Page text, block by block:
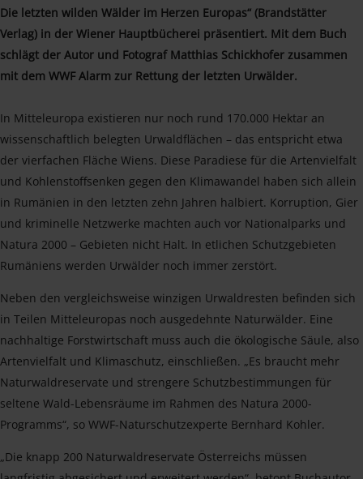
Die letzten wilden Wälder im Herzen Europas“ (Brandstätter
Verlag) in der Wiener Hauptbücherei präsentiert. Mit dem Buch
schlägt der Autor und Fotograf Matthias Schickhofer zusammen
mit dem WWF Alarm zur Rettung der letzten Urwälder.
In Mitteleuropa existieren nur noch rund 170.000 Hektar an
wissenschaftlich belegten Urwaldflächen – das entspricht etwa
der vierfachen Fläche Wiens. Diese Paradiese für die Artenvielfalt
und Kohlenstoffsenken gegen den Klimawandel haben sich allein
in Rumänien in den letzten zehn Jahren halbiert. Korruption, Gier
und kriminelle Netzwerke machten auch vor Nationalparks und
Natura 2000 – Gebieten nicht Halt. In etlichen Schutzgebieten
Rumäniens werden Urwälder noch immer zerstört.
Neben den vergleichsweise winzigen Urwaldresten befinden sich
in Teilen Mitteleuropas noch ausgedehnte Naturwälder. Eine
nachhaltige Forstwirtschaft muss auch die ökologische Säule, also
Artenvielfalt und Klimaschutz, einschließen. „Es braucht mehr
Naturwaldreservate und strengere Schutzbestimmungen für
seltene Wald-Lebensräume im Rahmen des Natura 2000-
Programms“, so WWF-Naturschutzexperte Bernhard Kohler.
„Die knapp 200 Naturwaldreservate Österreichs müssen